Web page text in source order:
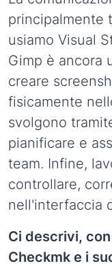
principalmente
usiamo Visual
Gimp è ancora
creare
fisicamente
svolgono
pianificare e
team. Infine,
controllare,
nell'interfaccia
Ci descrivi,
Checkmk e i